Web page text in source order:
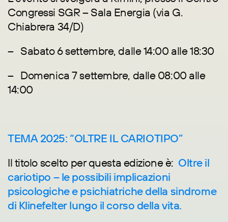
Congressi SGR – Sala Energia (via G.
Chiabrera 34/D)
– Sabato 6 settembre, dalle 14:00 alle 18:30
– Domenica 7 settembre, dalle 08:00 alle
14:00
TEMA 2025: “OLTRE IL CARIOTIPO”
Il titolo scelto per questa edizione è: Oltre il
cariotipo – le possibili implicazioni
psicologiche e psichiatriche della sindrome
di Klinefelter lungo il corso della vita.